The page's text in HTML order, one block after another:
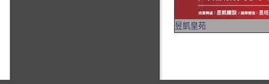
昱凱皇苑